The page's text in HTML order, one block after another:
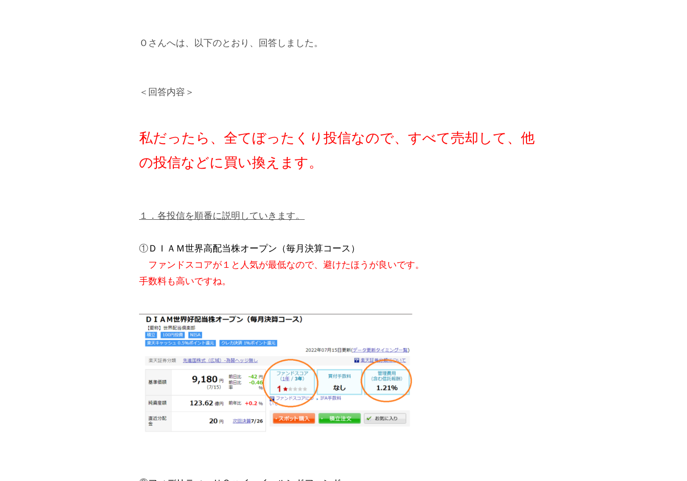
Ｏさんへは、以下のとおり、回答しました。
＜回答内容＞
私だったら、全てぼったくり投信なので、すべて売却して、他
の投信などに買い換えます。
１．各投信を順番に説明していきます。
①ＤＩＡＭ世界高配当株オープン（毎月決算コース）
ファンドスコアが１と人気が最低なので、避けたほうが良いです。
手数料も高いですね。